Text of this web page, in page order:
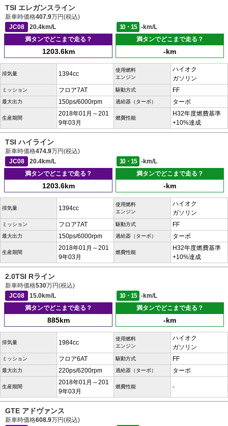
TSI エレガンスライン
新車時価格407.9万円(税込)
JC08
20.4km/L 10・15
-km/L
満タンでどこまで走る？
1203.6km
満タンでどこまで走る？
-km
排気量 1394cc
使用燃料
エンジン
ハイオク
ガソリン
ミッション フロア7AT 駆動方式 FF
最大出力 150ps/6000rpm 過給器（ターボ） ターボ
生産期間
2018年01月～201
9年03月
燃費性能
H32年度燃費基準
+10%達成
TSI ハイライン
新車時価格474.9万円(税込)
JC08
20.4km/L 10・15
-km/L
満タンでどこまで走る？
1203.6km
満タンでどこまで走る？
-km
排気量 1394cc
使用燃料
エンジン
ハイオク
ガソリン
ミッション フロア7AT 駆動方式 FF
最大出力 150ps/6000rpm 過給器（ターボ） ターボ
生産期間
2018年01月～201
9年03月
燃費性能
H32年度燃費基準
+10%達成
2.0TSI Rライン
新車時価格530万円(税込)
JC08
15.0km/L 10・15
-km/L
満タンでどこまで走る？
885km
満タンでどこまで走る？
-km
排気量 1984cc
使用燃料
エンジン
ハイオク
ガソリン
ミッション フロア6AT 駆動方式 FF
最大出力 220ps/6200rpm 過給器（ターボ） ターボ
生産期間
2018年01月～201
9年03月
燃費性能 -
GTE アドヴァンス
新車時価格608.9万円(税込)